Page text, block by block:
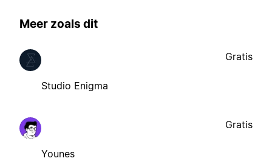
Meer zoals dit
Studio Enigma
Gratis
Younes
Gratis